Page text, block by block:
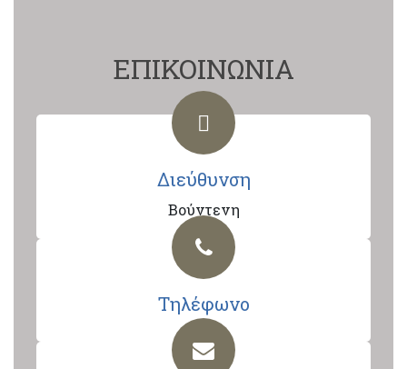
ΕΠΙΚΟΙΝΩΝΙΑ
Διεύθυνση
Βούντενη
Τηλέφωνο